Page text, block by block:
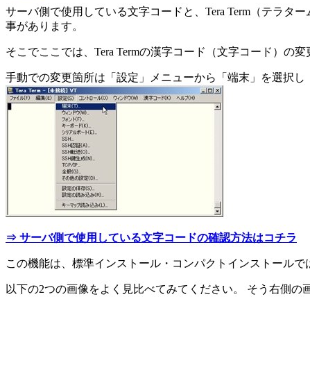
サーバ側で使用している文字コードと、Tera Term（テラタ
事があります。
そこでここでは、Tera Termの漢字コード（文字コード）の
手動での変更箇所は「設定」メニューから「端末」を選択
⇒ サーバ側で使用している文字コードの確認方法はコチラ
この機能は、標準インストール・コンパクトインストール
以下の2つの画像をよく見比べてみてください。 そう右側